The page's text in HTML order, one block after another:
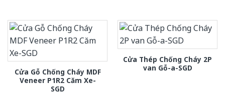
Cửa Gỗ Chống Cháy MDF
Veneer P1R2 Căm Xe-
SGD
Cửa Thép Chống Cháy 2P
van Gỗ-a-SGD